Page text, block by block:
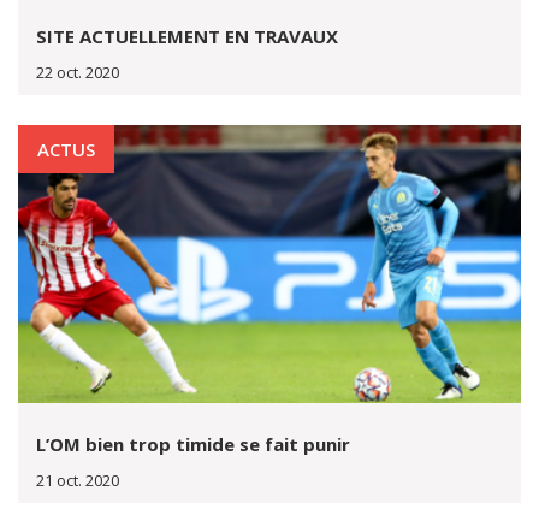
SITE ACTUELLEMENT EN TRAVAUX
22 oct. 2020
ACTUS
L’OM bien trop timide se fait punir
21 oct. 2020